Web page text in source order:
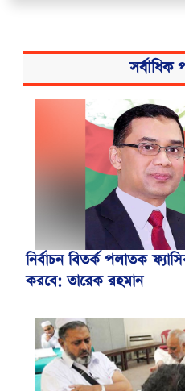
সর্বাধিক
নির্বাচন বিতর্ক পলাতক
করবে: তারেক রহমান